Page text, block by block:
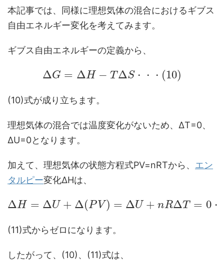
本記事では、同様に理想気体の混合におけるギブス
自由エネルギー変化を考えてみます。
ギブス自由エネルギーの定義から、
ΔG = ΔH − T ΔS ・ ・ ・ (10)
(10)式が成り立ちます。
理想気体の混合では温度変化がないため、ΔT=0、
ΔU=0となります。
加えて、理想気体の状態方程式PV=nRTから、 エン
タルピー変化ΔHは、
ΔH = ΔU + Δ(P V ) = ΔU + nRΔT = 0・
(11)式からゼロになります。
したがって、(10)、(11)式は、